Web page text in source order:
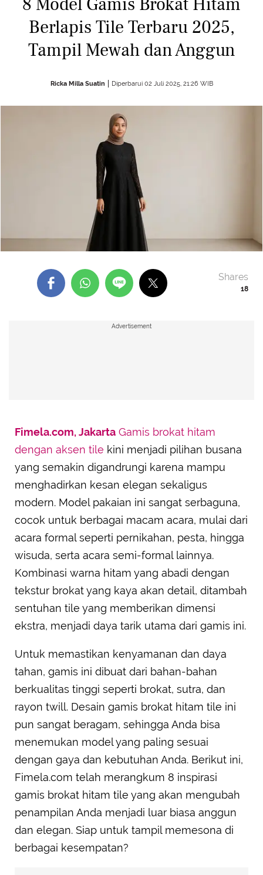
8 Model Gamis Brokat Hitam
Berlapis Tile Terbaru 2025,
Tampil Mewah dan Anggun
Ricka Milla Suatin Diperbarui 02 Juli 2025, 21:26 WIB
18
Shares
Advertisement
Fimela.com, Jakarta Gamis brokat hitam
dengan aksen tile kini menjadi pilihan busana
yang semakin digandrungi karena mampu
menghadirkan kesan elegan sekaligus
modern. Model pakaian ini sangat serbaguna,
cocok untuk berbagai macam acara, mulai dari
acara formal seperti pernikahan, pesta, hingga
wisuda, serta acara semi-formal lainnya.
Kombinasi warna hitam yang abadi dengan
tekstur brokat yang kaya akan detail, ditambah
sentuhan tile yang memberikan dimensi
ekstra, menjadi daya tarik utama dari gamis ini.
Untuk memastikan kenyamanan dan daya
tahan, gamis ini dibuat dari bahan-bahan
berkualitas tinggi seperti brokat, sutra, dan
rayon twill. Desain gamis brokat hitam tile ini
pun sangat beragam, sehingga Anda bisa
menemukan model yang paling sesuai
dengan gaya dan kebutuhan Anda. Berikut ini,
Fimela.com telah merangkum 8 inspirasi
gamis brokat hitam tile yang akan mengubah
penampilan Anda menjadi luar biasa anggun
dan elegan. Siap untuk tampil memesona di
berbagai kesempatan?